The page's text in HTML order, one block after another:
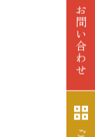
お
問
い
合
わ
せ
ご